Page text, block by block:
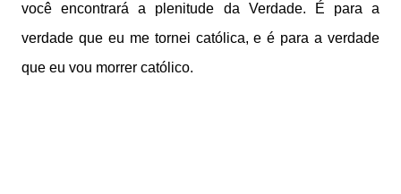
você encontrará a plenitude da Verdade. É para a
verdade que eu me tornei católica, e é para a verdade
que eu vou morrer católico.